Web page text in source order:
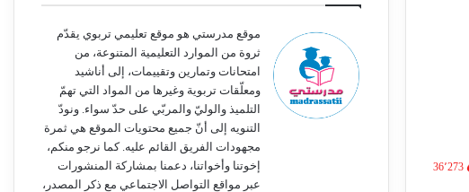
36٬273
موقع مدرستي هو موقع تعليمي تربوي يقدّم
ثروة من الموارد التعليمية المتنوعة، من
امتحانات وتمارين وتقييمات، إلى أناشيد
ومعلّقات تربوية وغيرها من المواد التي تهمّ
التلميذ والوليّ والمربّي على حدّ سواء. ونودّ
التنويه إلى أنّ جميع محتويات الموقع هي ثمرة
مجهودات الفريق القائم عليه. كما نرجو منكم،
إخوتنا وأخواتنا، دعمنا بمشاركة المنشورات
عبر مواقع التواصل الاجتماعي مع ذكر المصدر،